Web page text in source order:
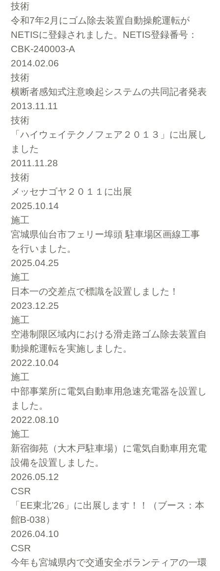
技術
令和7年2月にゴム除去装置自動操舵運転が
NETISに登録されました。NETIS登録番号：
CBK-240003-A
2014.02.06
技術
横断者感知式注意喚起システムの共同記者発表
2013.11.11
技術
「ハイウェイテクノフェア２０１３」に出展し
ました
2011.11.28
技術
メッセナゴヤ２０１１に出展
2025.10.14
施工
宮城県仙台市フェリー埠頭 駐車場区画線工事
を行いました。
2025.04.25
施工
日本一の交差点で標識を設置しました！
2023.12.25
施工
空港制限区域内における滑走路ゴム除去装置自
動操舵運転を実施しました。
2022.10.04
施工
中部事業所に電気自動車用急速充電器を設置し
ました。
2022.08.10
施工
新宿御苑（大木戸駐車場）に電気自動車用充電
設備を設置しました。
2026.05.12
CSR
「EE東北’26」に出展します！！（ブース：本
館B-038）
2026.04.10
CSR
今年も宮城県内で交通安全ボランティアの一環